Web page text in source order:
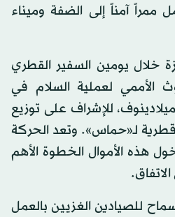
آمناً إلى الضفة وميناء
خلال يومين السفير القطري
الأممي لعملية السلام في
للإشراف على توزيع
قطرية لـ«حماس». وتعد الحركة
هذه الأموال الخطوة الأهم
للصيادين الغزيين بالعمل